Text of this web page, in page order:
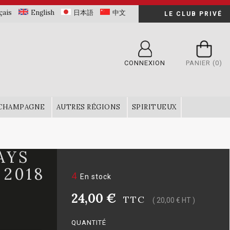
English 日本語 中文 LE CLUB PRIVÉ
CONNEXION PANIER (0)
AUTRES RÉGIONS SPIRITUEUX
4 En stock
24,00 € TTC ( 20,00 € HT )
QUANTITÉ